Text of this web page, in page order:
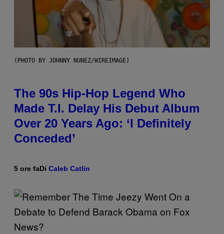
(PHOTO BY JOHNNY NUNEZ/WIREIMAGE)
The 90s Hip-Hop Legend Who
Made T.I. Delay His Debut Album
Over 20 Years Ago: ‘I Definitely
Conceded’
5 ore faDi Caleb Catlin